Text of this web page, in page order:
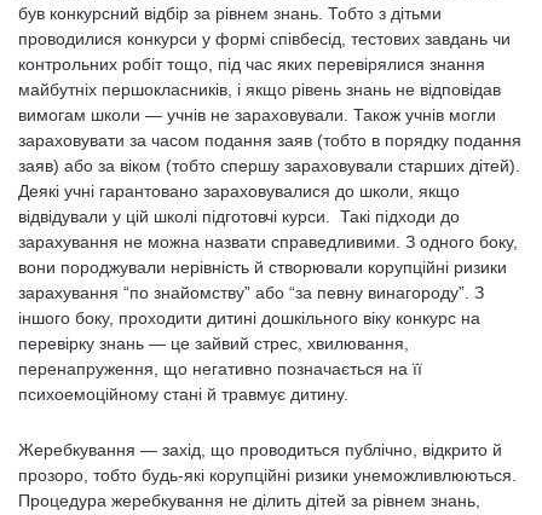
був конкурсний відбір за рівнем знань. Тобто з дітьми
проводилися конкурси у формі співбесід, тестових завдань чи
контрольних робіт тощо, під час яких перевірялися знання
майбутніх першокласників, і якщо рівень знань не відповідав
вимогам школи — учнів не зараховували. Також учнів могли
зараховувати за часом подання заяв (тобто в порядку подання
заяв) або за віком (тобто спершу зараховували старших дітей).
Деякі учні гарантовано зараховувалися до школи, якщо
відвідували у цій школі підготовчі курси. Такі підходи до
зарахування не можна назвати справедливими. З одного боку,
вони породжували нерівність й створювали корупційні ризики
зарахування “по знайомству” або “за певну винагороду”. З
іншого боку, проходити дитині дошкільного віку конкурс на
перевірку знань — це зайвий стрес, хвилювання,
перенапруження, що негативно позначається на її
психоемоційному стані й травмує дитину.
Жеребкування — захід, що проводиться публічно, відкрито й
прозоро, тобто будь-які корупційні ризики унеможливлюються.
Процедура жеребкування не ділить дітей за рівнем знань,